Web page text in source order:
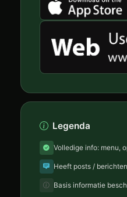
Legenda
Volledige info: menu,
Heeft posts / berichten
Basis informatie